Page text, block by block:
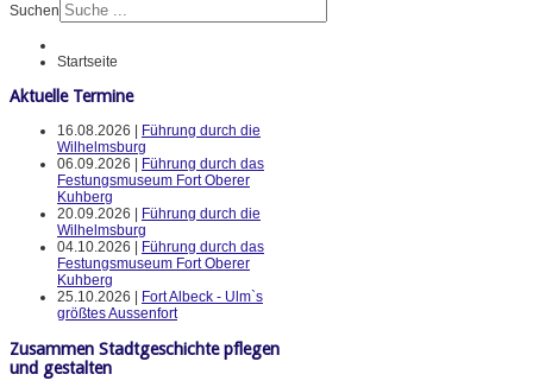
Suchen
Startseite
Aktuelle Termine
16.08.2026 |
Führung durch die
Wilhelmsburg
06.09.2026 |
Führung durch das
Festungsmuseum Fort Oberer
Kuhberg
20.09.2026 |
Führung durch die
Wilhelmsburg
04.10.2026 |
Führung durch das
Festungsmuseum Fort Oberer
Kuhberg
25.10.2026 |
Fort Albeck - Ulm`s
größtes Aussenfort
Zusammen Stadtgeschichte pflegen
und gestalten